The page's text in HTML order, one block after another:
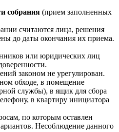
собрания (прием заполненных
считаются лица, решения
до даты окончания их приема.
или юридических лиц
законом не урегулирован.
обходе, в помещение
службы), в ящик для сбора
в квартиру инициатора
по которым оставлен
Несоблюдение данного